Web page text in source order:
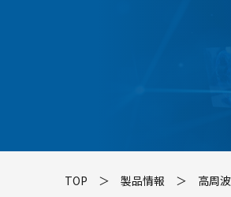
TOP ＞ 製品情報 ＞ 高周